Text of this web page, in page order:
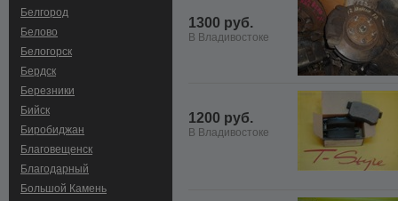
Белгород
Белово
Белогорск
Бердск
Березники
Бийск
Биробиджан
Благовещенск
Благодарный
Большой Камень
1300 руб.
В Владивостоке
1200 руб.
В Владивостоке